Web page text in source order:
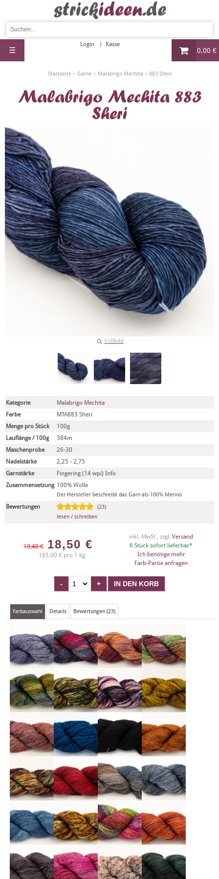
0,00 €
Login Kasse
☰
Startseite» Garne» Malabrigo Mechita » 883 Sheri
Malabrigo Mechita 883
Sheri
Vollbild
Kategorie
Malabrigo Mechita
Farbe
MTA883 Sheri
Menge pro Stück
100g
Lauflänge / 100g
384m
Maschenprobe
26-30
Nadelstärke
2,25 - 2,75
Garnstärke
Fingering (14 wpi) Info
Zusammensetzung 100% Wolle
Der Hersteller beschreibt das Garn als 100% Merino
Bewertungen
(23)
lesen / schreiben
19,40 € 18,50 €
185,00 € pro 1 kg
inkl. MwSt , zzgl. Versand
6 Stück sofort lieferbar*
Ich benötige mehr
Farb-Partie anfragen
Farbauswahl Details Bewertungen (23)